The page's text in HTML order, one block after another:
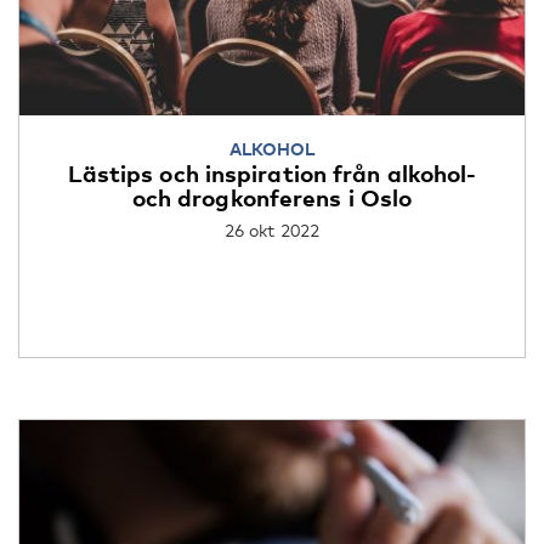
ALKOHOL
Lästips och inspiration från alkohol-
och drogkonferens i Oslo
26 okt 2022